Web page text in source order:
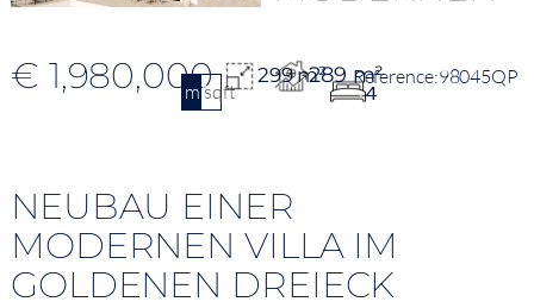
€ 1,980,000
m2sqft
299 m²289 m²
4
98045QP
NEUBAU EINER
MODERNEN VILLA IM
GOLDENEN DREIECK